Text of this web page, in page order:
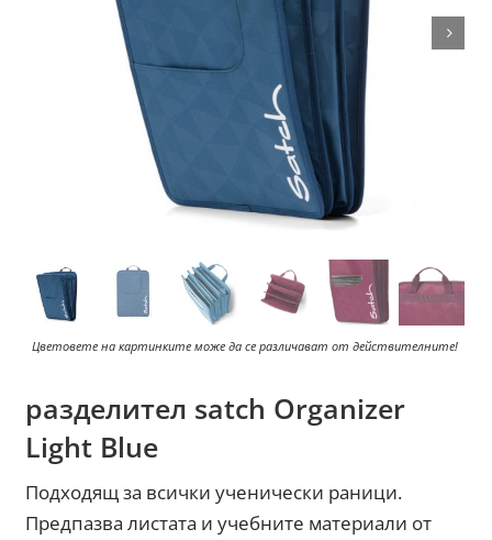
Цветовете на картинките може да се различават от действителните!
разделител satch Organizer
Light Blue
Подходящ за всички ученически раници.
Предпазва листата и учебните материали от